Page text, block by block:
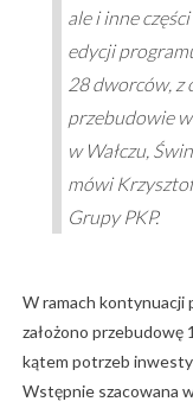
ale i inne
edycji
28 dworców, z
przebudowie
w Wałczu,
mówi
Grupy PKP.
W ramach kontynuacji
założono przebudowę
kątem potrzeb
Wstępnie szacowana